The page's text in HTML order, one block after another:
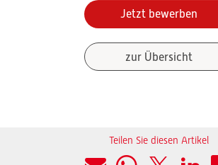
Jetzt bewerben
zur Übersicht
Teilen Sie diesen Artikel